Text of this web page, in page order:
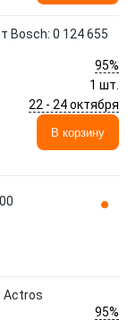
Bosch: 0 124 655
95%
1 шт.
22 - 24 октября
В корзину
Actros
95%